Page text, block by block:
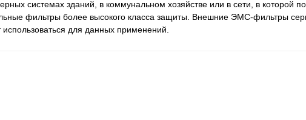
системах зданий, в коммунальном хозяйстве или в сети, в которой
фильтры более высокого класса защиты. Внешние ЭМС-фильтры
для данных применений.